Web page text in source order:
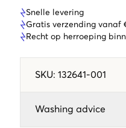
Snelle levering
Gratis verzending vanaf
Recht op herroeping
SKU: 132641-001
Washing advice